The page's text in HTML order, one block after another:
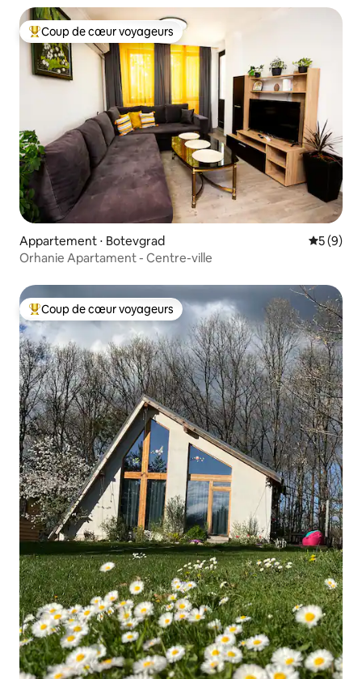
Coups de cœur voyageurs les plus appréciés
Coup de cœur voyageurs
Appartement ⋅ Botevgrad
5 (9)
Orhanie Apartament - Centre-ville
Coups de cœur voyageurs les plus appréciés
Coup de cœur voyageurs